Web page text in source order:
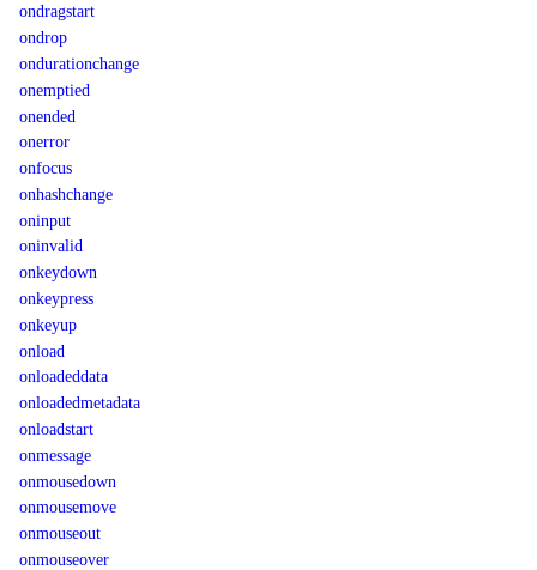
ondragstart
ondrop
ondurationchange
onemptied
onended
onerror
onfocus
onhashchange
oninput
oninvalid
onkeydown
onkeypress
onkeyup
onload
onloadeddata
onloadedmetadata
onloadstart
onmessage
onmousedown
onmousemove
onmouseout
onmouseover